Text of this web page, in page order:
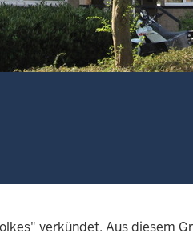
verkündet. Aus diesem